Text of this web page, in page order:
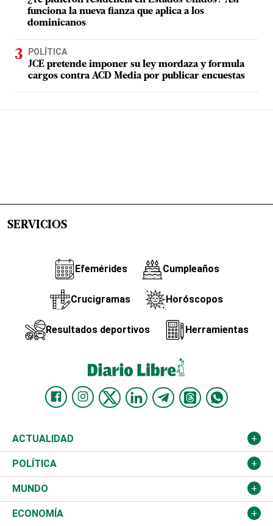
funciona la nueva fianza que aplica a los
dominicanos
POLÍTICA
JCE pretende imponer su ley mordaza y formula
cargos contra ACD Media por publicar encuestas
SERVICIOS
Efemérides Cumpleaños
Crucigramas Horóscopos
Resultados deportivos Herramientas
ACTUALIDAD
Nacional
Ciudad
Educación
POLÍTICA
Partidos
JCE
MUNDO
Estados Unidos
ECONOMÍA